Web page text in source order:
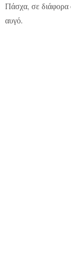
Πάσχα, σε διάφορα
αυγό.